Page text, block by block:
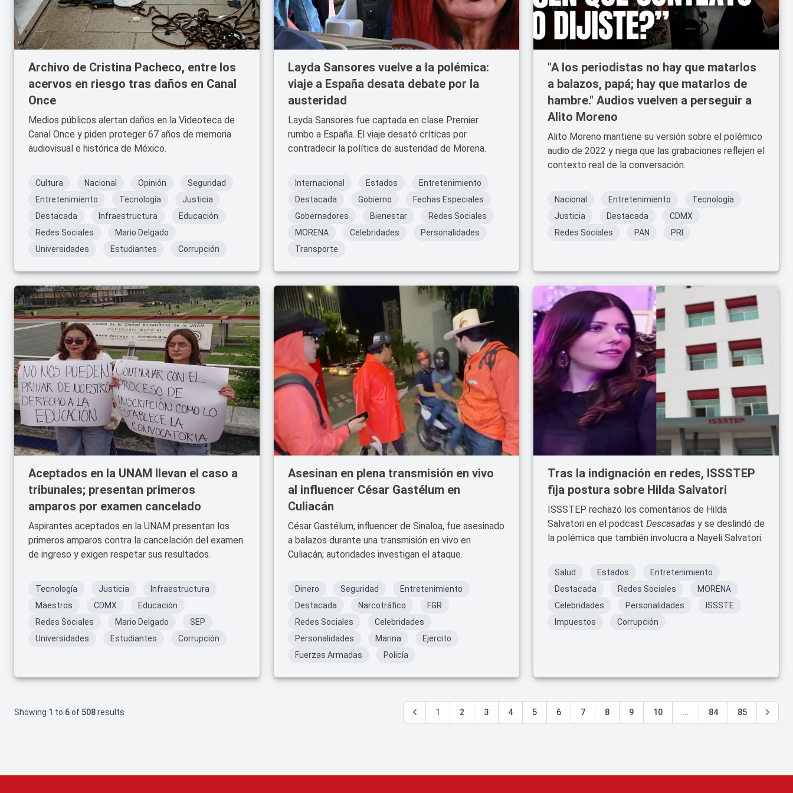
Archivo de Cristina Pacheco, entre los
acervos en riesgo tras daños en Canal
Once
Medios públicos alertan daños en la Videoteca de
Canal Once y piden proteger 67 años de memoria
audiovisual e histórica de México.
Cultura Nacional Opinión
Seguridad
Entretenimiento
Tecnología
Justicia
Destacada
Infraestructura
Educación
Redes Sociales
Mario Delgado
Universidades
Estudiantes Corrupción
Layda Sansores vuelve a la polémica:
viaje a España desata debate por la
austeridad
Layda Sansores fue captada en clase Premier
rumbo a España. El viaje desató críticas por
contradecir la política de austeridad de Morena.
Internacional Estados
Entretenimiento
Destacada
Gobierno
Fechas Especiales
Gobernadores
Bienestar
Redes Sociales
MORENA
Celebridades
Personalidades
Transporte
"A los periodistas no hay que matarlos
a balazos, papá; hay que matarlos de
hambre." Audios vuelven a perseguir a
Alito Moreno
Alito Moreno mantiene su versión sobre el polémico
audio de 2022 y niega que las grabaciones reflejen el
contexto real de la conversación.
Nacional Entretenimiento
Tecnología
Justicia
Destacada
CDMX
Redes Sociales
PAN PRI
Aceptados en la UNAM llevan el caso a
tribunales; presentan primeros
amparos por examen cancelado
Aspirantes aceptados en la UNAM presentan los
primeros amparos contra la cancelación del examen
de ingreso y exigen respetar sus resultados.
Tecnología Justicia
Infraestructura
Maestros
CDMX
Educación
Redes Sociales
Mario Delgado
SEP
Universidades
Estudiantes Corrupción
Asesinan en plena transmisión en vivo
al influencer César Gastélum en
Culiacán
César Gastélum, influencer de Sinaloa, fue asesinado
a balazos durante una transmisión en vivo en
Culiacán; autoridades investigan el ataque.
Dinero Seguridad
Entretenimiento
Destacada
Narcotráfico
FGR
Redes Sociales
Celebridades
Personalidades
Marina
Ejercito
Fuerzas Armadas
Policía
Tras la indignación en redes, ISSSTEP
fija postura sobre Hilda Salvatori
ISSSTEP rechazó los comentarios de Hilda
Salvatori en el podcast Descasadas y se deslindó de
la polémica que también involucra a Nayeli Salvatori.
Salud Estados
Entretenimiento
Destacada
Redes Sociales
MORENA
Celebridades
Personalidades
ISSSTE
Impuestos
Corrupción
Showing 1 to 6of 508results 1 2 3 4 5 6 7 8 9 10 ... 84 85